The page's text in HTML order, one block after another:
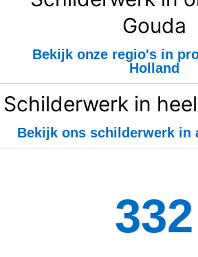
Gouda
Bekijk onze regio's in
Holland
Schilderwerk in
Bekijk ons schilderwerk in
334